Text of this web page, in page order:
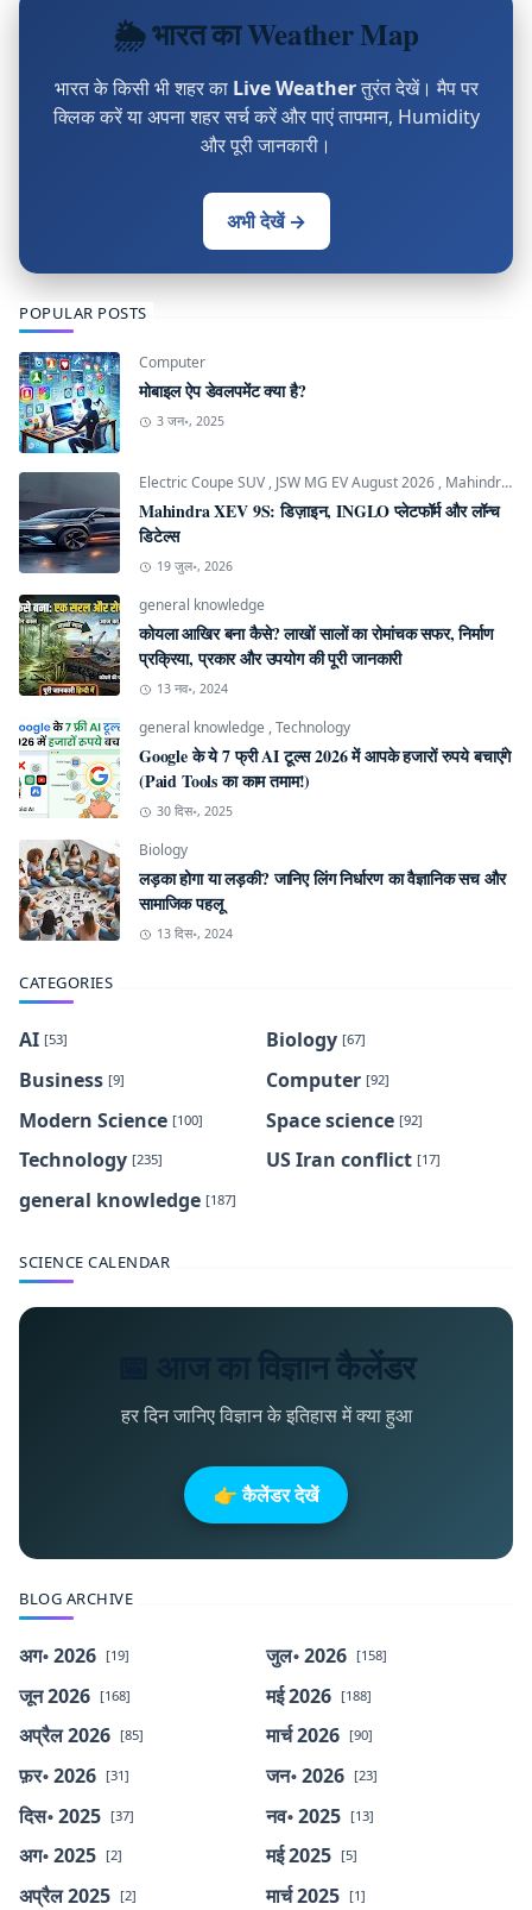
🌦 भारत का Weather Map
भारत के किसी भी शहर का Live Weatherतुरंत देखें। मैप पर
क्लिक करें या अपना शहर सर्च करें और पाएं तापमान, Humidity
और पूरी जानकारी।
अभी देखें →
POPULAR POSTS
Computer
मोबाइल ऐप डेवलपमेंट क्या है?
3 जन॰, 2025
Electric Coupe SUV, JSW MG EV August 2026, Mahindra INGLO Platform
Mahindra XEV 9S: डिज़ाइन, INGLO प्लेटफॉर्म और लॉन्च
डिटेल्स
19 जुल॰, 2026
general knowledge
कोयला आखिर बना कैसे? लाखों सालों का रोमांचक सफर, निर्माण
प्रक्रिया, प्रकार और उपयोग की पूरी जानकारी
13 नव॰, 2024
general knowledge ,Technology
Google के ये 7 फ्री AI टूल्स 2026 में आपके हजारों रुपये बचाएंगे
(Paid Tools का काम तमाम!)
30 दिस॰, 2025
Biology
लड़का होगा या लड़की? जानिए लिंग निर्धारण का वैज्ञानिक सच और
सामाजिक पहलू
13 दिस॰, 2024
CATEGORIES
AI [53] Biology [67]
Business [9] Computer [92]
Modern Science [100] Space science [92]
Technology [235] US Iran conflict [17]
general knowledge [187]
SCIENCE CALENDAR
📅 आज का विज्ञान कैलेंडर
हर दिन जानिए विज्ञान के इतिहास में क्या हुआ
👉 कैलेंडर देखें
BLOG ARCHIVE
अग॰ 2026 [19] जुल॰ 2026 [158]
जून 2026 [168] मई 2026 [188]
अप्रैल 2026 [85] मार्च 2026 [90]
फ़र॰ 2026 [31] जन॰ 2026 [23]
दिस॰ 2025 [37] नव॰ 2025 [13]
अग॰ 2025 [2] मई 2025 [5]
अप्रैल 2025 [2] मार्च 2025 [1]